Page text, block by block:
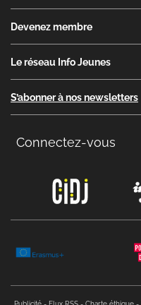
Devenez membre
Le réseau Info Jeunes
S’abonner à nos newsletters
Connectez-vous